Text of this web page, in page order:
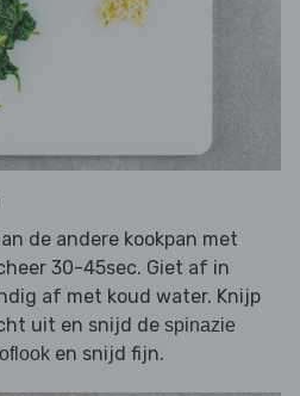
de andere kookpan met
30-45sec. Giet af in
af met koud water. Knijp
uit en snijd de spinazie
en snijd fijn.